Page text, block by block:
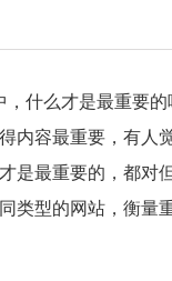
什么才是最重要的
内容最重要，有人
是最重要的，都对
类型的网站，衡量